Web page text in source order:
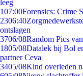
leeg
107:00Forensics: Crime
2306:40
ontslagen
3706/08Random Pics
1805/08Datalek bij Bol
partner Ceva
3405/08Kind overleden